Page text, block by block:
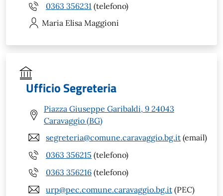
0363 356231 (telefono)
Maria Elisa Maggioni
Ufficio Segreteria
Piazza Giuseppe Garibaldi, 9 24043
Caravaggio (BG)
segreteria@comune.caravaggio.bg.it (email)
0363 356215 (telefono)
0363 356216 (telefono)
urp@pec.comune.caravaggio.bg.it (PEC)